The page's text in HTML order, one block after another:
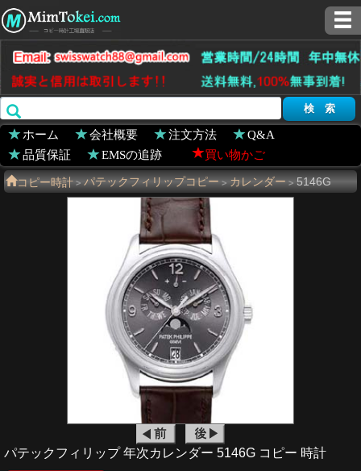
ホーム 会社概要 注文方法
Q&A
品質保証
EMSの追跡 買い物かご
コピー時計 > パテックフィリップコピー > カレンダー > 5146G
パテックフィリップ 年次カレンダー 5146G コピー 時計